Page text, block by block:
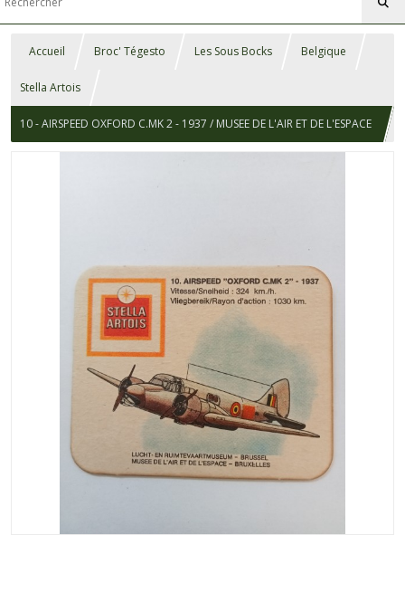
Accueil Broc' Tégesto Les Sous Bocks Belgique
Stella Artois
10 - AIRSPEED OXFORD C.MK 2 - 1937 / MUSEE DE L'AIR ET DE L'ESPACE